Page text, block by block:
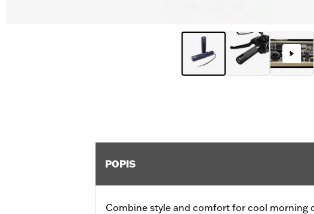
POPIS
Combine style and comfort for cool morning